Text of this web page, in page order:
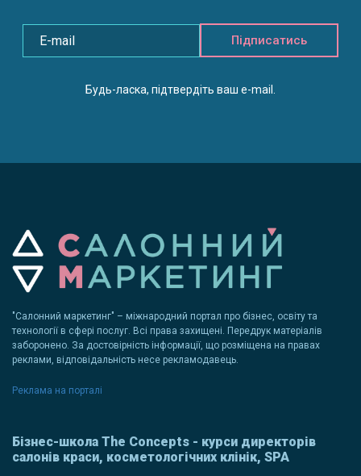
Підписатись
Будь-ласка, підтвердіть ваш e-mail.
"Салонний маркетинг" – міжнародний портал про бізнес, освіту та
технології в сфері послуг. Всі права захищені. Передрук матеріалів
заборонено. За достовірність інформації, що розміщена на правах
реклами, відповідальність несе рекламодавець.
Реклама на порталі
Бізнес-школа The Concepts - курси директорів
салонів краси, косметологічних клінік, SPA